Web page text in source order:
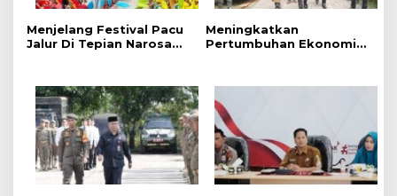
Menjelang Festival Pacu
Jalur Di Tepian Narosa
Sudah 59 Buah Jalur Yang
Mendaftar
Meningkatkan
Pertumbuhan Ekonomi
Pekerjaan Umum (PU)
Mengkaji Rancangan
Pembangunan Jalan Tol
Kuansing – Pekanbaru